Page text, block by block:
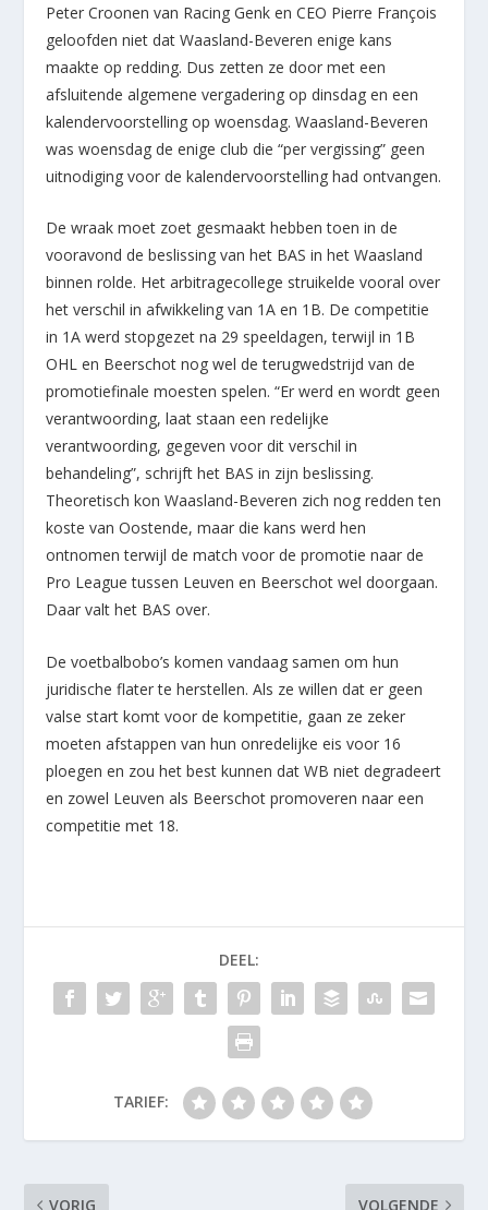
Peter Croonen van Racing Genk en CEO Pierre François
geloofden niet dat Waasland-Beveren enige kans
maakte op redding. Dus zetten ze door met een
afsluitende algemene vergadering op dinsdag en een
kalendervoorstelling op woensdag. Waasland-Beveren
was woensdag de enige club die “per vergissing” geen
uitnodiging voor de kalendervoorstelling had ontvangen.
De wraak moet zoet gesmaakt hebben toen in de
vooravond de beslissing van het BAS in het Waasland
binnen rolde. Het arbitragecollege struikelde vooral over
het verschil in afwikkeling van 1A en 1B. De competitie
in 1A werd stopgezet na 29 speeldagen, terwijl in 1B
OHL en Beerschot nog wel de terugwedstrijd van de
promotiefinale moesten spelen. “Er werd en wordt geen
verantwoording, laat staan een redelijke
verantwoording, gegeven voor dit verschil in
behandeling”, schrijft het BAS in zijn beslissing.
Theoretisch kon Waasland-Beveren zich nog redden ten
koste van Oostende, maar die kans werd hen
ontnomen terwijl de match voor de promotie naar de
Pro League tussen Leuven en Beerschot wel doorgaan.
Daar valt het BAS over.
De voetbalbobo’s komen vandaag samen om hun
juridische flater te herstellen. Als ze willen dat er geen
valse start komt voor de kompetitie, gaan ze zeker
moeten afstappen van hun onredelijke eis voor 16
ploegen en zou het best kunnen dat WB niet degradeert
en zowel Leuven als Beerschot promoveren naar een
competitie met 18.
DEEL:
TARIEF:
VORIG VOLGENDE